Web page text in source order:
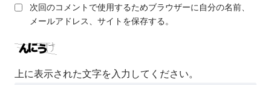
次回のコメントで使用するためブラウザーに自分の名前、
メールアドレス、サイトを保存する。
上に表示された文字を入力してください。